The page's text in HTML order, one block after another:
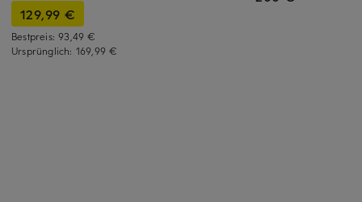
129,99 €
Bestpreis:93,49 €
Ursprünglich: 169,99 €